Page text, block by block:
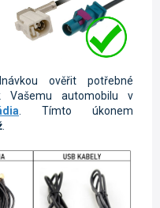
ověřit potřebné
Vašemu automobilu v
. Tímto úkonem
.